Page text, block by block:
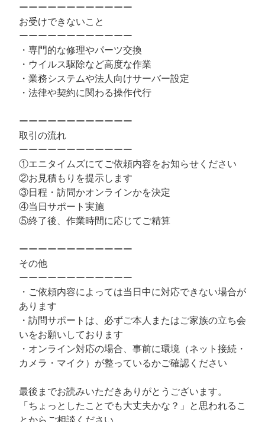
ーーーーーーーーーーーー
お受けできないこと
ーーーーーーーーーーーー
・専門的な修理やパーツ交換
・ウイルス駆除など高度な作業
・業務システムや法人向けサーバー設定
・法律や契約に関わる操作代行
ーーーーーーーーーーーー
取引の流れ
ーーーーーーーーーーーー
①エニタイムズにてご依頼内容をお知らせください
②お見積もりを提示します
③日程・訪問かオンラインかを決定
④当日サポート実施
⑤終了後、作業時間に応じてご精算
ーーーーーーーーーーーー
その他
ーーーーーーーーーーーー
・ご依頼内容によっては当日中に対応できない場合が
あります
・訪問サポートは、必ずご本人またはご家族の立ち会
いをお願いしております
・オンライン対応の場合、事前に環境（ネット接続・
カメラ・マイク）が整っているかご確認ください
最後までお読みいただきありがとうございます。
「ちょっとしたことでも大丈夫かな？」と思われるこ
とからご相談ください。